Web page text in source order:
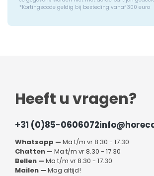
*Kortingscode geldig bij besteding vanaf 300 euro
Heeft u vragen?
+31 (0)85-0606072
Whatsapp — Ma t/m vr 8.30 - 17.30
Chatten — Ma t/m vr 8.30 - 17.30
Bellen — Ma t/m vr 8.30 - 17.30
Mailen — Mag altijd!